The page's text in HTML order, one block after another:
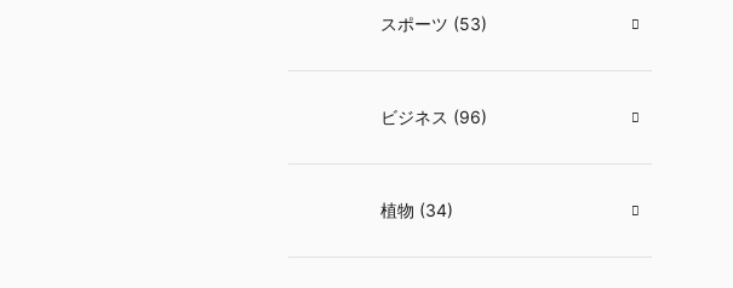
スポーツ (53)
ビジネス (96)
植物 (34)